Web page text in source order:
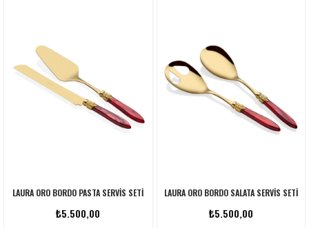
LAURA ORO BORDO PASTA SERVIS SETI
₺5.500,00
LAURA ORO BORDO SALATA SERVIS SETI
₺5.500,00